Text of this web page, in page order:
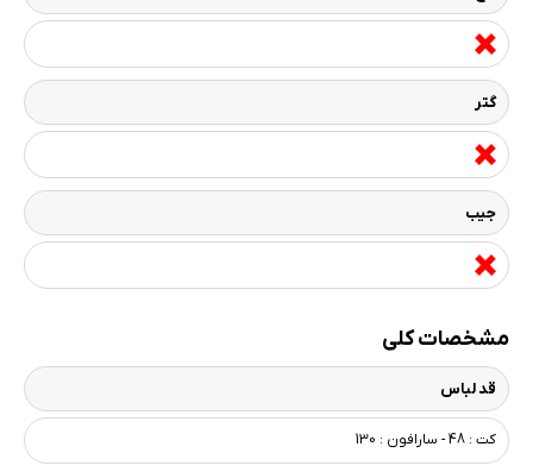
گتر
جیب
مشخصات کلی
قد لباس
کت : 48 - سارافون : 130